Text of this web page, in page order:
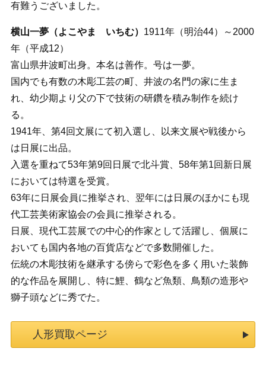
有難うございました。
横山一夢（よこやま いちむ） 1911年（明治44）～2000
年（平成12）
富山県井波町出身。本名は善作。号は一夢。
国内でも有数の木彫工芸の町、井波の名門の家に生ま
れ、幼少期より父の下で技術の研鑽を積み制作を続け
る。
1941年、第4回文展にて初入選し、以来文展や戦後から
は日展に出品。
入選を重ねて53年第9回日展で北斗賞、58年第1回新日展
においては特選を受賞。
63年に日展会員に推挙され、翌年には日展のほかにも現
代工芸美術家協会の会員に推挙される。
日展、現代工芸展での中心的作家として活躍し、個展に
おいても国内各地の百貨店などで多数開催した。
伝統の木彫技術を継承する傍らで彩色を多く用いた装飾
的な作品を展開し、特に鯉、鶴など魚類、鳥類の造形や
獅子頭などに秀でた。
人形買取ページ